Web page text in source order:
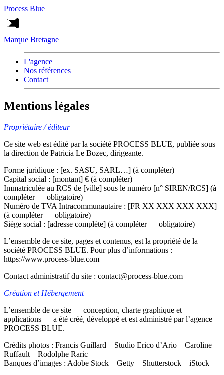
Process Blue
Marque Bretagne
L'agence
Nos références
Contact
Mentions légales
Propriétaire / éditeur
Ce site web est édité par la société PROCESS BLUE, publiée sous
la direction de Patricia Le Bozec, dirigeante.
Forme juridique : [ex. SASU, SARL…] (à compléter)
Capital social : [montant] € (à compléter)
Immatriculée au RCS de [ville] sous le numéro [n° SIREN/RCS] (à
compléter — obligatoire)
Numéro de TVA Intracommunautaire : [FR XX XXX XXX XXX]
(à compléter — obligatoire)
Siège social : [adresse complète] (à compléter — obligatoire)
L’ensemble de ce site, pages et contenus, est la propriété de la
société PROCESS BLUE. Pour plus d’informations :
https://www.process-blue.com
Contact administratif du site : contact@process-blue.com
Création et Hébergement
L’ensemble de ce site — conception, charte graphique et
applications — a été créé, développé et est administré par l’agence
PROCESS BLUE.
Crédits photos : Francis Guillard – Studio Erico d’Ario – Caroline
Ruffault – Rodolphe Raric
Banques d’images : Adobe Stock – Getty – Shutterstock – iStock